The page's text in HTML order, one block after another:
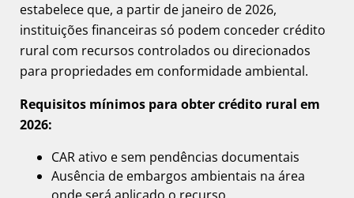
estabelece que, a partir de janeiro de 2026,
instituições financeiras só podem conceder crédito
rural com recursos controlados ou direcionados
para propriedades em conformidade ambiental.
Requisitos mínimos para obter crédito rural em
2026:
CAR ativo e sem pendências documentais
Ausência de embargos ambientais na área